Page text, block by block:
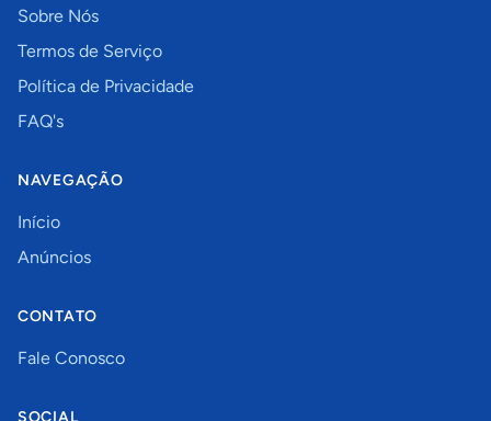
Sobre Nós
Termos de Serviço
Política de Privacidade
FAQ's
NAVEGAÇÃO
Início
Anúncios
CONTATO
Fale Conosco
SOCIAL